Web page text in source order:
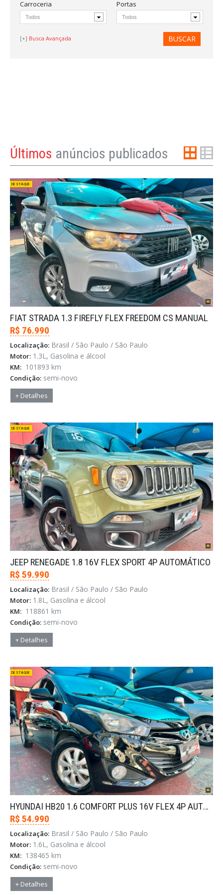
Carroceria Portas
Busca Avançada
Últimos anúncios publicados
DESTAQUE
FIAT STRADA 1.3 FIREFLY FLEX FREEDOM CS MANUAL
R$ 76.990
Localização: Brasil / São Paulo / São Paulo
Motor: 1.3L, Gasolina e álcool
KM: 101893 km
Condição: semi-novo
+ Detalhes
DESTAQUE
JEEP RENEGADE 1.8 16V FLEX SPORT 4P AUTOMÁTICO
R$ 59.990
Localização: Brasil / São Paulo / São Paulo
Motor: 1.8L, Gasolina e álcool
KM: 118861 km
Condição: semi-novo
+ Detalhes
DESTAQUE
HYUNDAI HB20 1.6 COMFORT PLUS 16V FLEX 4P AUTOMÁTI
R$ 54.990
Localização: Brasil / São Paulo / São Paulo
Motor: 1.6L, Gasolina e álcool
KM: 138465 km
Condição: semi-novo
+ Detalhes